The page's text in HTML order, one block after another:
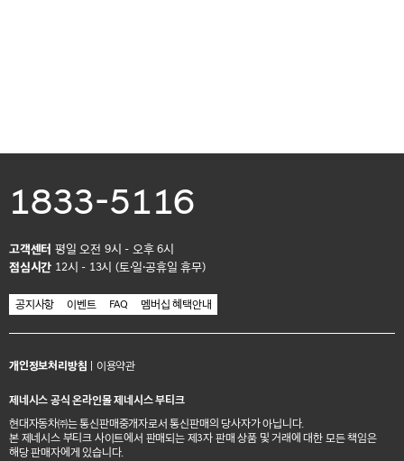
1833-5116
고객센터 평일 오전 9시 - 오후 6시
점심시간 12시 - 13시 (토·일·공휴일 휴무)
공지사항 이벤트 FAQ 멤버십 혜택안내
개인정보처리방침 이용약관
제네시스 공식 온라인몰 제네시스 부티크
현대자동차㈜는 통신판매중개자로서 통신판매의 당사자가 아닙니다.
본 제네시스 부티크 사이트에서 판매되는 제3자 판매 상품 및 거래에 대한 모든 책임은
해당 판매자에게 있습니다.